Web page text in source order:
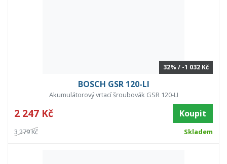
32% / -1 032 Kč
BOSCH GSR 120-LI
Akumulátorový vrtací šroubovák GSR 120-LI
2 247 Kč Koupit
3 279 Kč Skladem